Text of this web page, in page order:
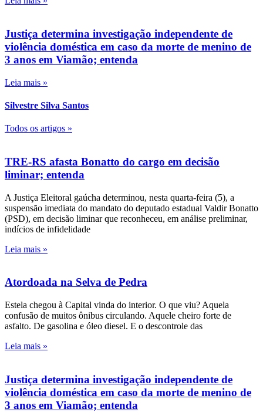
Justiça determina investigação independente de
violência doméstica em caso da morte de menino de
3 anos em Viamão; entenda
Leia mais »
Silvestre Silva Santos
Todos os artigos »
TRE-RS afasta Bonatto do cargo em decisão
liminar; entenda
A Justiça Eleitoral gaúcha determinou, nesta quarta-feira (5), a
suspensão imediata do mandato do deputado estadual Valdir Bonatto
(PSD), em decisão liminar que reconheceu, em análise preliminar,
indícios de infidelidade
Leia mais »
Atordoada na Selva de Pedra
Estela chegou à Capital vinda do interior. O que viu? Aquela
confusão de muitos ônibus circulando. Aquele cheiro forte de
asfalto. De gasolina e óleo diesel. E o descontrole das
Leia mais »
Justiça determina investigação independente de
violência doméstica em caso da morte de menino de
3 anos em Viamão; entenda